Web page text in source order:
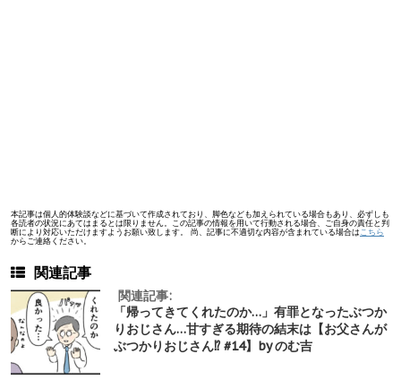
本記事は個人的体験談などに基づいて作成されており、脚色なども加えられている場合もあり、必ずしも
各読者の状況にあてはまるとは限りません。この記事の情報を用いて行動される場合、ご自身の責任と判
断により対応いただけますようお願い致します。 尚、記事に不適切な内容が含まれている場合は こちら
からご連絡ください。
関連記事
関連記事:
「帰ってきてくれたのか…」有罪となったぶつか
りおじさん…甘すぎる期待の結末は【お父さんが
ぶつかりおじさん⁉︎ #14】by のむ吉